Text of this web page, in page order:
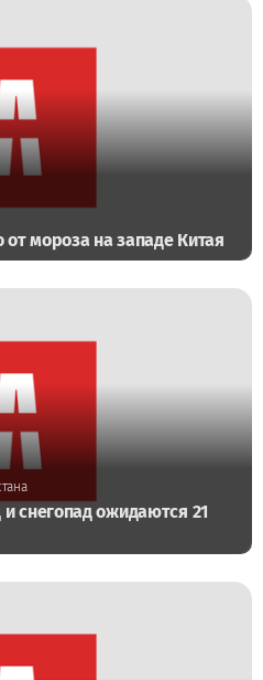
мороза на западе Китая
снегопад ожидаются 21